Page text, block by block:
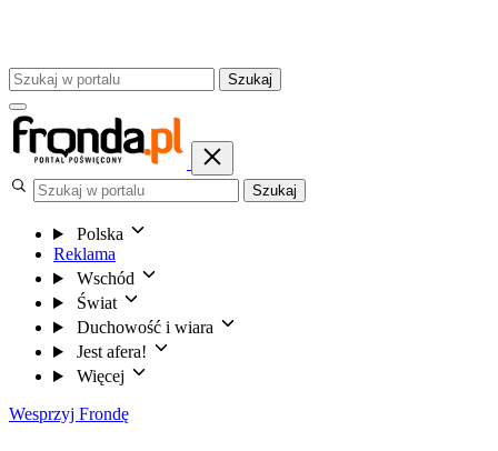
Szukaj
Szukaj
Polska
Reklama
Wschód
Świat
Duchowość i wiara
Jest afera!
Więcej
Wesprzyj Frondę